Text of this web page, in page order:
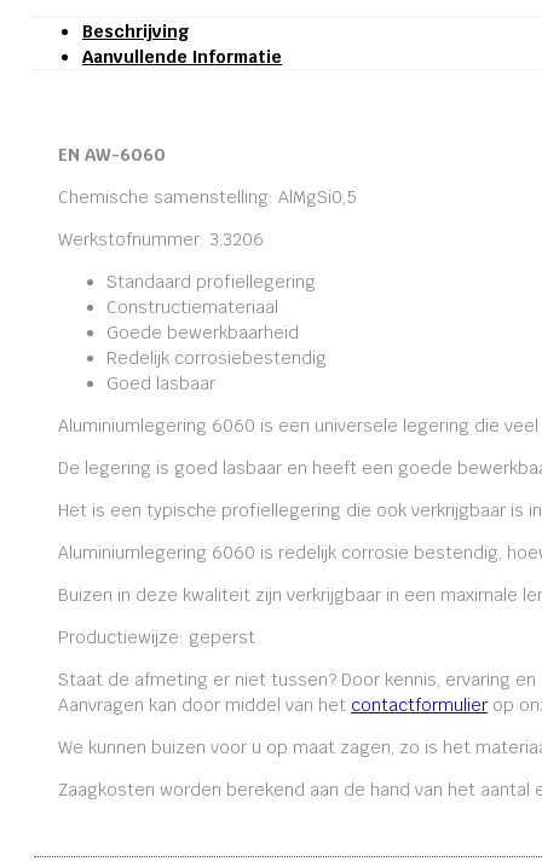
Beschrijving
Aanvullende Informatie
EN AW-6060
Chemische samenstelling: AlMgSi0,5
Werkstofnummer: 3.3206
Standaard profiellegering
Constructiemateriaal
Goede bewerkbaarheid
Redelijk corrosiebestendig
Goed lasbaar
Aluminiumlegering 6060 is een universele legering die
De legering is goed lasbaar en heeft een goede
Het is een typische profiellegering die ook verkrijgbaar is
Aluminiumlegering 6060 is redelijk corrosie bestendig,
Buizen in deze kwaliteit zijn verkrijgbaar in een maximale
Productiewijze: geperst
Staat de afmeting er niet tussen? Door kennis, ervaring
Aanvragen kan door middel van het contactformulier op
We kunnen buizen voor u op maat zagen, zo is het
Zaagkosten worden berekend aan de hand van het